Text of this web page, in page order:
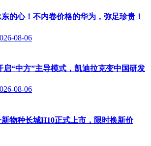
的心！不内卷价格的华为，弥足珍贵！
08-06
启“中方”主导模式，凯迪拉克变中国研发
08-06
物种长城H10正式上市，限时换新价